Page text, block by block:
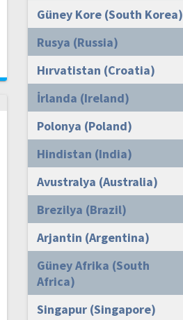
Güney Kore (South Korea)
Rusya (Russia)
Hırvatistan (Croatia)
İrlanda (Ireland)
Polonya (Poland)
Hindistan (India)
Avustralya (Australia)
Brezilya (Brazil)
Arjantin (Argentina)
Güney Afrika (South
Africa)
Singapur (Singapore)